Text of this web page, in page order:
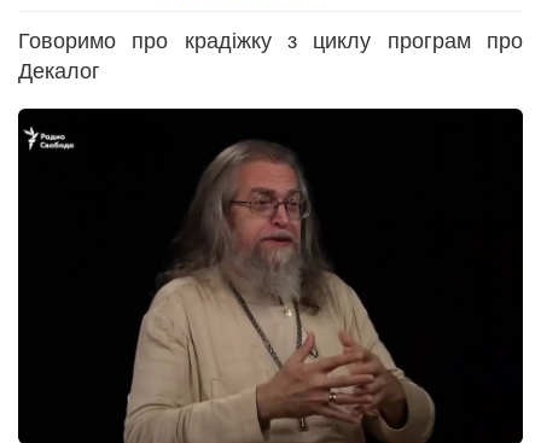
Говоримо про крадіжку з циклу програм про
Декалог